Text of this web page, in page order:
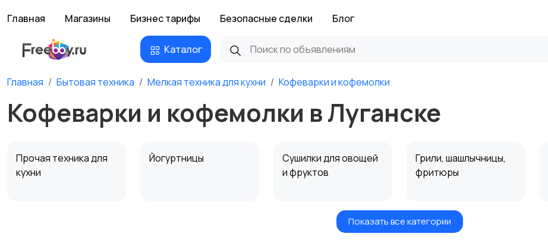
Главная Магазины Бизнес тарифы Безопасные сделки Блог
Каталог
Главная Бытовая техника Мелкая техника для кухни Кофеварки и кофемолки
Кофеварки и кофемолки в Луганске
Прочая техника для
кухни
Йогуртницы
Сушилки для овощей
и фруктов
Грили, шашлычницы,
фритюры
Мультиварки и
Кухонные весы
Показать все категории